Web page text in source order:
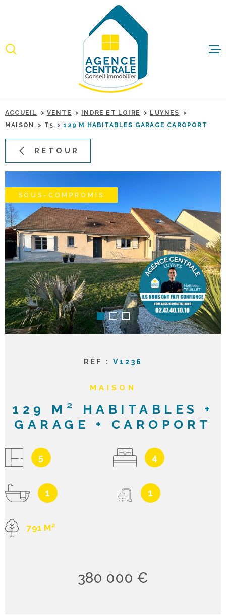
recherche
principal
IMMO
NOTRE
ACCUEIL VENTE INDRE ET LOIRE
LUYNES
MAISON
T5 129 M HABITABLES GARAGE CAROPORT
RETOUR
SOUS-COMPROMIS
RÉF :V1236
MAISON
129 M² HABITABLES +
GARAGE + CAROPORT
5 4
1 1
791 M²
380 000 €